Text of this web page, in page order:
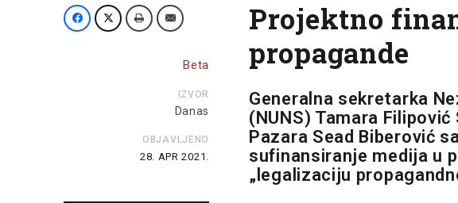
Beta
IZVOR
Danas
OBJAVLJENO
28. APR 2021.
Projektno
propagande
Generalna sekretarka
(NUNS) Tamara
Pazara Sead Biberović
sufinansiranje medija u
„legalizaciju